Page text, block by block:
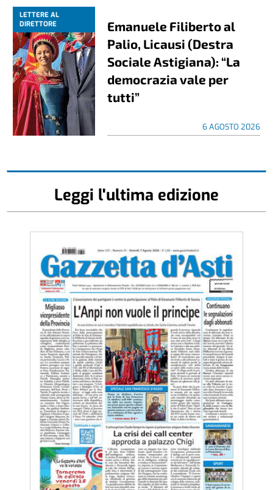
LETTERE AL
DIRETTORE
Emanuele Filiberto al
Palio, Licausi (Destra
Sociale Astigiana): “La
democrazia vale per
tutti”
6 AGOSTO 2026
Leggi l'ultima edizione